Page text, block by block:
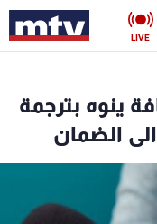
LIVE
ينوه بترجمة
الضمان